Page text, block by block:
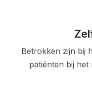
Betrokken zijn bij
patiënten bij het